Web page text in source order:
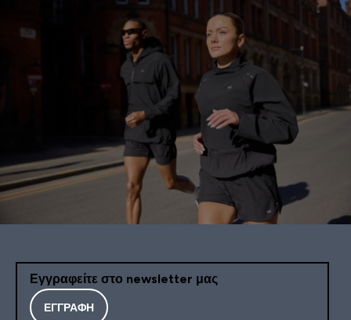
Εγγραφείτε στο newsletter μας
ΕΓΓΡΑΦΉ